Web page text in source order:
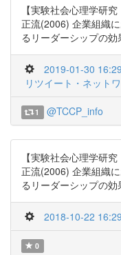
【実験社会心理学研
正流(2006) 企業組織
るリーダーシップの
2019-01-30
リツイート・ネット
1 @TCCP_info
【実験社会心理学研
正流(2006) 企業組織
るリーダーシップの
2018-10-22
0